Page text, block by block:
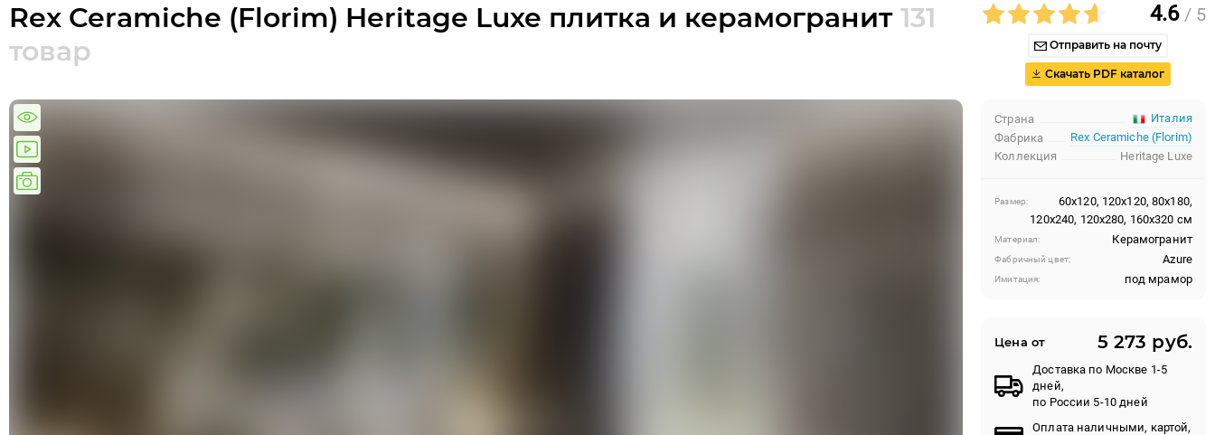
Rex Ceramiche (Florim) Heritage Luxe плитка и керамогранит 131
товар
4.6 / 5
Отправить на почту
Скачать PDF каталог
Страна
Италия
Фабрика
Rex Ceramiche (Florim)
Коллекция
Heritage Luxe
Размер:
60x120, 120x120, 80x180,
120x240, 120x280, 160x320 см
Материал: Керамогранит
Фабричный цвет: Azure
Имитация: под мрамор
Цена от 5 273 руб.
Доставка по Москве 1-5
дней,
по России 5-10 дней
Оплата наличными, картой,